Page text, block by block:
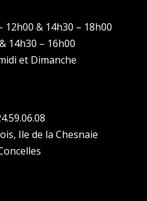
12h00 & 14h30 – 18h00
14h30 – 16h00
et Dimanche
Ile de la Chesnaie